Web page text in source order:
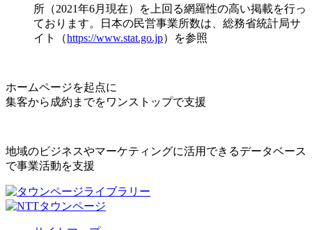
所（2021年6月現在）を上回る網羅性の高い掲載を行っ
ております。日本の民営事業所数は、総務省統計局サ
イト（https://www.stat.go.jp）を参照
ホームページを起点に
集客から成約までをワンストップで支援
地域のビジネスやマーケティングに活用できるデータベース
で事業活動を支援